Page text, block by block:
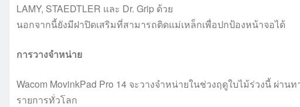
LAMY, STAEDTLER และ Dr. Grip ด้วย
นอกจากนี้ยังมีฝาปิดเสริมที่สามารถติดแม่เหล็กเพื่อปกป้องหน้าจอได้
การวางจำหน่าย
Wacom MovinkPad Pro 14 จะวางจำหน่ายในช่วงฤดูใบไม้ร่วงนี้ ผ่า
รายการทั่วโลก